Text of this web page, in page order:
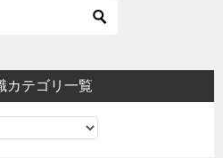
カテゴリ一覧
ゴリ一覧